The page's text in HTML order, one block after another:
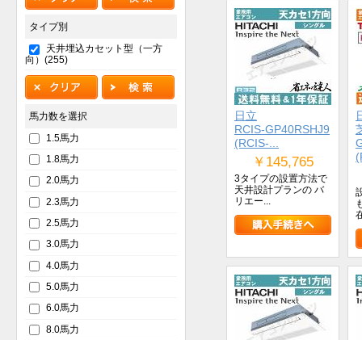
日立
RCIS-GP40RSHJ9
(RCIS-...
￥145,765
3タイプの設置方法で
天井設計プランの バ
リエー...
タイプ別
天井埋込カセット型（一方
向）(255)
馬力数を選択
1.5馬力
1.8馬力
2.0馬力
2.3馬力
2.5馬力
3.0馬力
4.0馬力
5.0馬力
6.0馬力
8.0馬力